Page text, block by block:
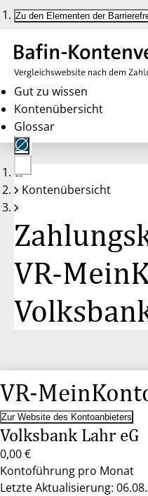
Zu den Elementen der
Gut zu wissen
Kontenübersicht
Glossar
Keine
Konten
Kontenübersicht
VR-
VR-
Zur Website des Kontoanbieters
Volksbank Lahr eG
0,00 €
Kontoführung pro Monat
Letzte Aktualisierung: